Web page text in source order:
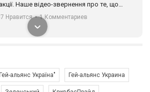
"Гей-альянс Україна" з протидії
в Україні.
щоб реалізувати нашу
з насильством проти ЛГБТ в Україні.
Ukraine participates in a competition for the
Нравится • 5 Комментариев
альянс Україна" Гей-альянс Украина